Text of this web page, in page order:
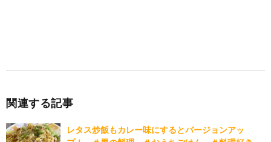
関連する記事
レタス炒飯もカレー味にするとバージョンアッ